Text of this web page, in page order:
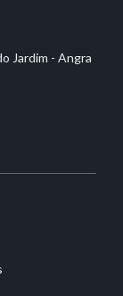
Jardim - Angra